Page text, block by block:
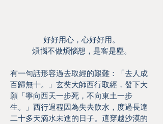
好好用心，心好好用。
煩惱不做煩惱想，是客是塵。
有一句話形容過去取經的艱難：「去人成
百歸無十。」玄奘大師西行取經，發下大
願「寧向西天一步死，不向東土一步
生。」西行過程因為失去飲水，度過長達
二十多天滴水未進的日子。這穿越沙漠的